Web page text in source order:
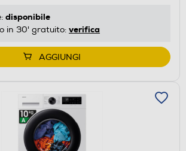
disponibile
in 30' gratuito: verifica
AGGIUNGI